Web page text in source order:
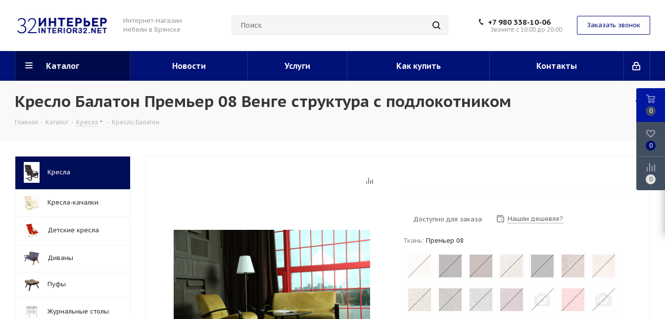
Интернет-магазин
мебели в Брянске
+7 980 338-10-06
Звоните с 10:00 до 20:00
Заказать звонок
Каталог Новости Услуги Как купить Контакты
Кресло Балатон Премьер 08 Венге структура с подлокотником
Главная - Каталог - Кресла - Кресло Балатон
Доступно для заказа Нашли дешевле?
Ткань: Премьер 08
Кресла
Кресла-качалки
Детские кресла
Диваны
Пуфы
Журнальные столы
0
0
0